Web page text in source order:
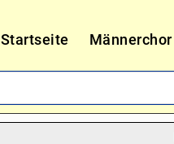
Startseite Männerchor